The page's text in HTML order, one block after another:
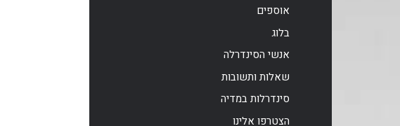
אוספים
בלוג
אנשי הסינדרלה
שאלות ותשובות
סינדרלות במדיה
הצטרפו אלינו